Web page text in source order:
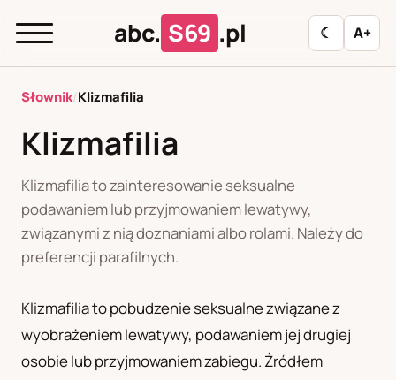
abc. S69 .pl ☾ A+
abc.
J
K L M N O P R
T
U W Z Ł
Polityka redakcyjna
Słownik/Klizmafilia
Klizmafilia
Klizmafilia to zainteresowanie seksualne
podawaniem lub przyjmowaniem lewatywy,
związanymi z nią doznaniami albo rolami. Należy do
preferencji parafilnych.
Klizmafilia to pobudzenie seksualne związane z
wyobrażeniem lewatywy, podawaniem jej drugiej
osobie lub przyjmowaniem zabiegu. Źródłem